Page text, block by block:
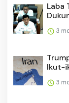
Laba
3
Ikut-
3